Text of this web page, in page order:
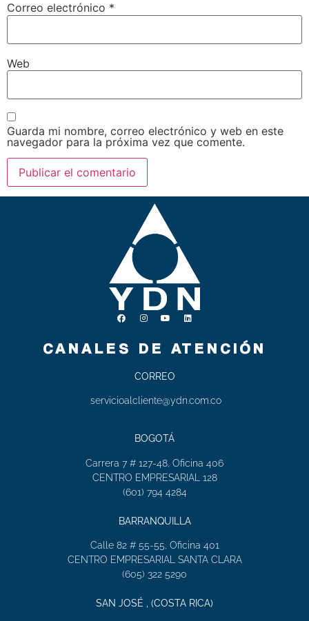
Correo electrónico *
Web
Guarda mi nombre, correo electrónico y web en este
navegador para la próxima vez que comente.
CANALES DE ATENCIÓN
CORREO
servicioalcliente@ydn.com.co
BOGOTÁ
Carrera 7 # 127-48, Oficina 406
CENTRO EMPRESARIAL 128
(601) 794 4284
BARRANQUILLA
Calle 82 # 55-55, Oficina 401
CENTRO EMPRESARIAL SANTA CLARA
(605) 322 5290
SAN JOSÉ , (COSTA RICA)